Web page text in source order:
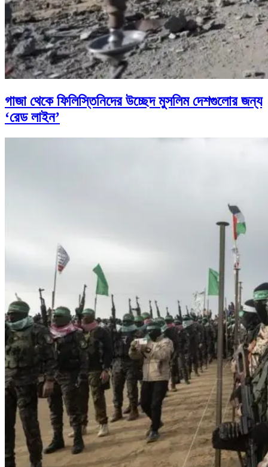
গাজা থেকে ফিলিস্তিনিদের উচ্ছেদ মুসলিম দেশগুলোর জন্য
‘রেড লাইন’